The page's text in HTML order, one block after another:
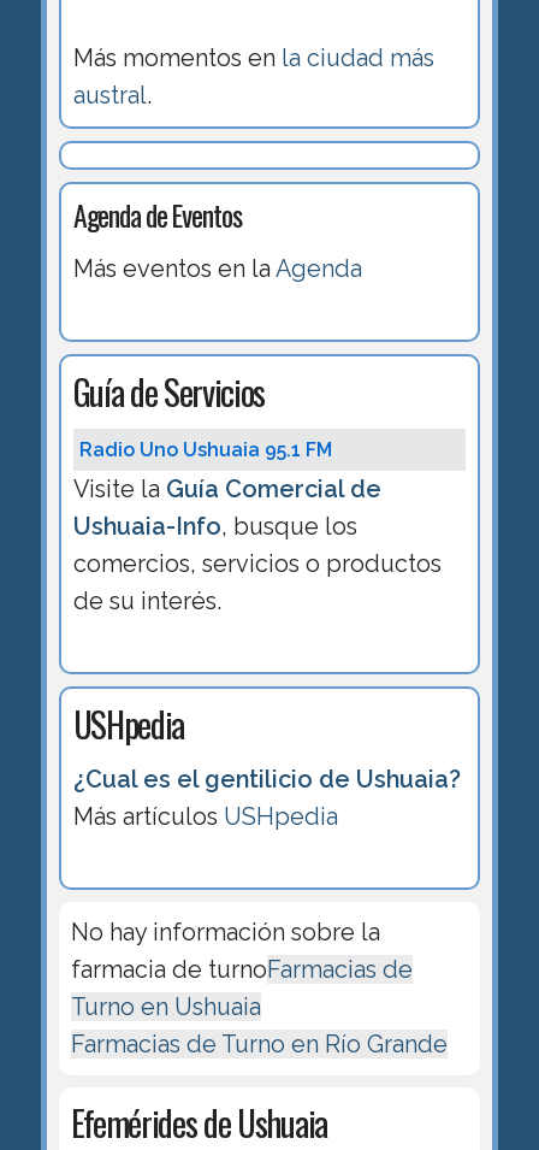
Más momentos en la ciudad más
austral.
Agenda de Eventos
Más eventos en la Agenda
Guía de Servicios
Radio Uno Ushuaia 95.1 FM
Visite la Guía Comercial de
Ushuaia-Info, busque los
comercios, servicios o productos
de su interés.
USHpedia
¿Cual es el gentilicio de Ushuaia?
Más artículos USHpedia
No hay información sobre la
farmacia de turnoFarmacias de
Turno en Ushuaia
Farmacias de Turno en Río Grande
Efemérides de Ushuaia